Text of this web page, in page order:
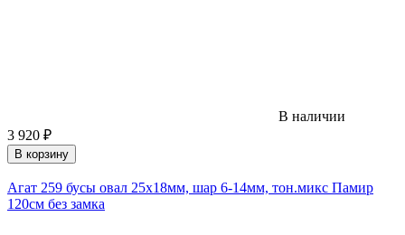
В наличии
3 920 ₽
В корзину
Агат 259 бусы овал 25х18мм, шар 6-14мм, тон.микс Памир
120см без замка